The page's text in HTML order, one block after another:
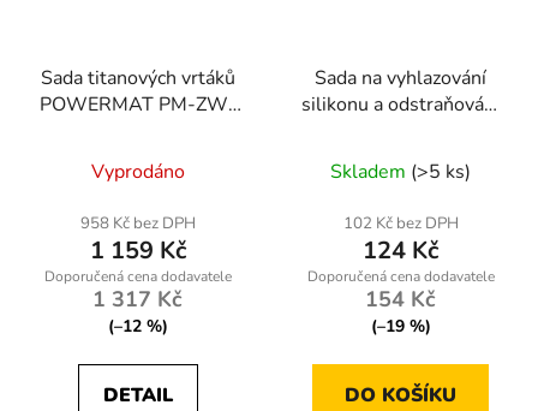
Sada titanových vrtáků
POWERMAT PM-ZW-
Vyprodáno
958 Kč bez DPH
1 159 Kč
1 317 Kč
(–12 %)
DETAIL
Sada na vyhlazování
silikonu a odstraňování
Skladem (>5 ks)
102 Kč bez DPH
124 Kč
154 Kč
(–19 %)
DO KOŠÍKU